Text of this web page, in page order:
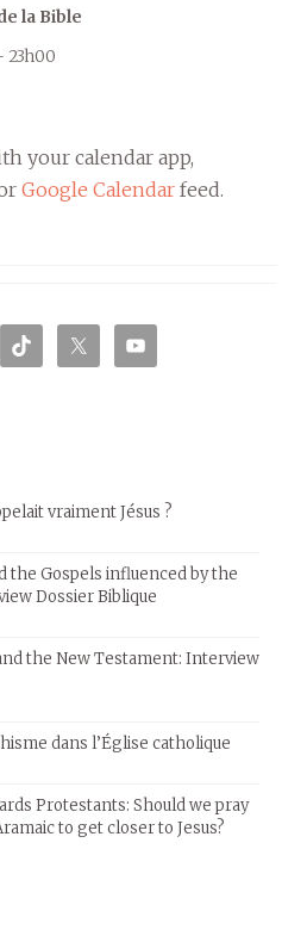
la Bible
23h00
your calendar app,
Google Calendar feed.
vraiment Jésus ?
the Gospels influenced by the
Dossier Biblique
the New Testament: Interview
dans l’Église catholique
Protestants: Should we pray
to get closer to Jesus?